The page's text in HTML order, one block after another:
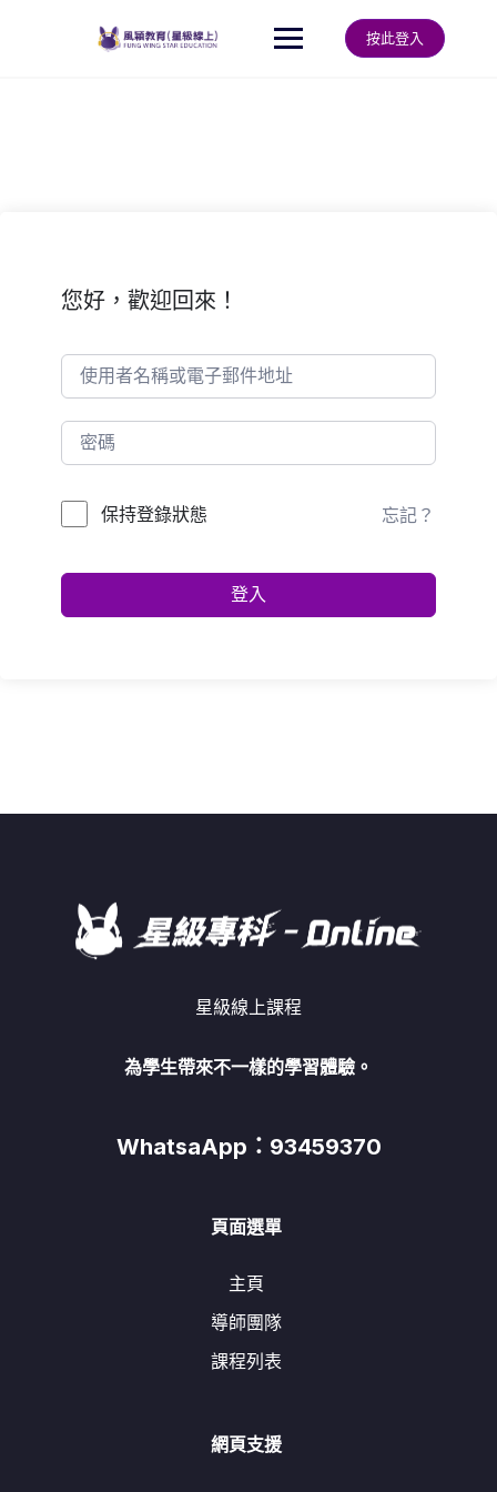
按此登入
您好，歡迎回來！
保持登錄狀態 忘記？
登入
星級線上課程
為學生帶來不一樣的學習體驗。
WhatsaApp：93459370
頁面選單
主頁
導師團隊
課程列表
網頁支援